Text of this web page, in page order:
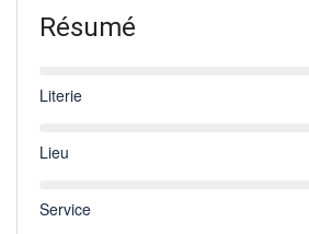
Résumé
Literie
Lieu
Service